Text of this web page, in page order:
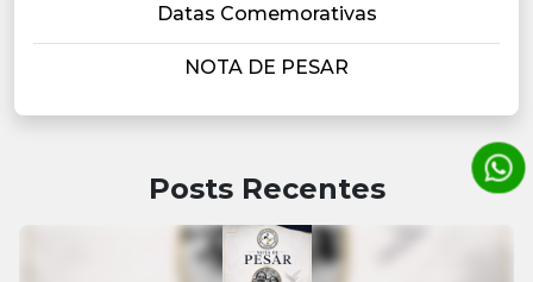
Datas Comemorativas
NOTA DE PESAR
Posts Recentes